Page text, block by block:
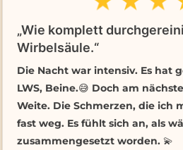
„Wie komplett
Wirbelsäule.“
Die Nacht war intensiv. Es hat
LWS, Beine.😅 Doch am
Weite. Die Schmerzen, die ich
fast weg. Es fühlt sich an, als
zusammengesetzt worden. 💫